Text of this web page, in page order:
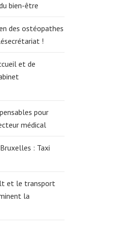
bien-être
des ostéopathes
!
et de
pour
médical
: Taxi
et le transport
la